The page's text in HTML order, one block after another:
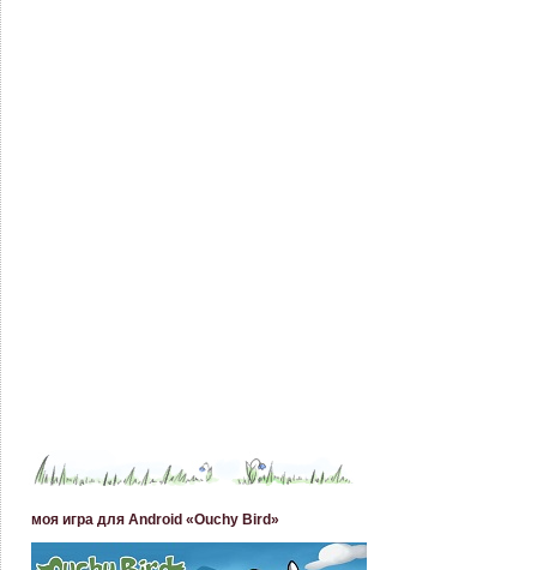
моя игра для Android «Ouchy Bird»